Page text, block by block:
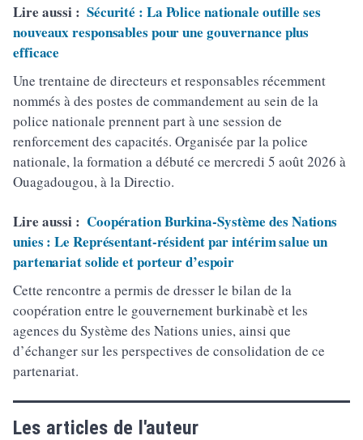
Lire aussi : Sécurité : La Police nationale outille ses
nouveaux responsables pour une gouvernance plus
efficace
Une trentaine de directeurs et responsables récemment
nommés à des postes de commandement au sein de la
police nationale prennent part à une session de
renforcement des capacités. Organisée par la police
nationale, la formation a débuté ce mercredi 5 août 2026 à
Ouagadougou, à la Directio.
Lire aussi : Coopération Burkina-Système des Nations
unies : Le Représentant-résident par intérim salue un
partenariat solide et porteur d’espoir
Cette rencontre a permis de dresser le bilan de la
coopération entre le gouvernement burkinabè et les
agences du Système des Nations unies, ainsi que
d’échanger sur les perspectives de consolidation de ce
partenariat.
Les articles de l'auteur